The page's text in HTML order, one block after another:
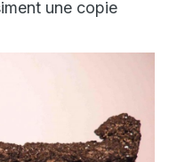
une copie